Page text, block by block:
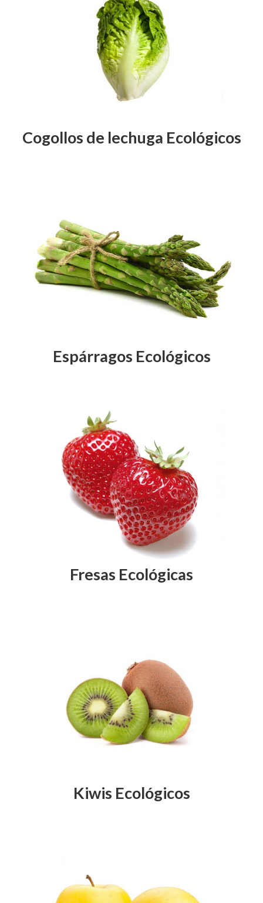
Cogollos de lechuga Ecológicos
Espárragos Ecológicos
Fresas Ecológicas
Kiwis Ecológicos